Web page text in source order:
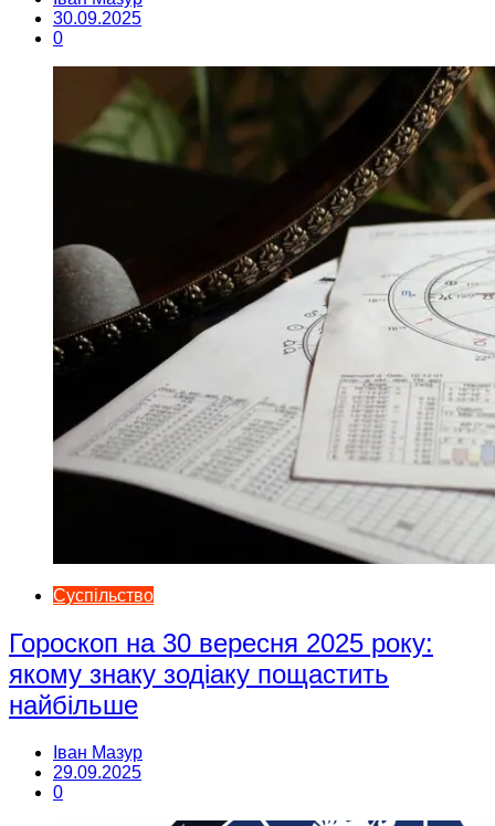
30.09.2025
0
Суспільство
Гороскоп на 30 вересня 2025 року:
якому знаку зодіаку пощастить
найбільше
Іван Мазур
29.09.2025
0